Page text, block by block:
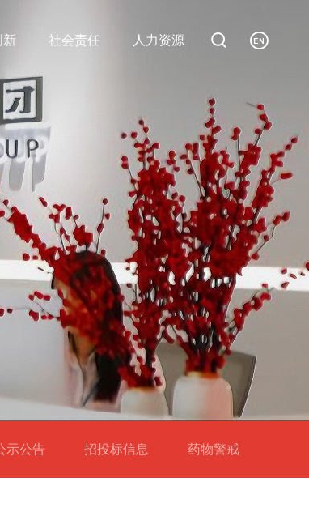
新 社会责任 人力资源  
公示公告 招投标信息 药物警戒